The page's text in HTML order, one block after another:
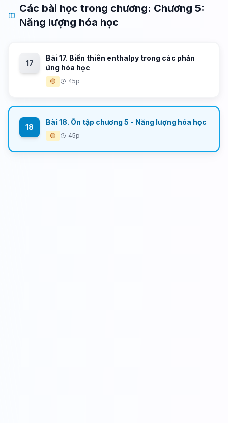
Các bài học trong chương: Chương 5:
Năng lượng hóa học
17
Bài 17. Biến thiên enthalpy trong các phản
ứng hóa học
🟡 45p
18
Bài 18. Ôn tập chương 5 - Năng lượng hóa học
🟡 45p